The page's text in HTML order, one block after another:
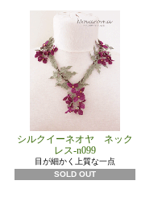
シルクイーネオヤ ネック
レス-n099
目が細かく上質な一点
SOLD OUT